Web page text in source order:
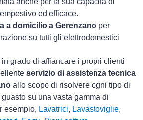
anche per la sua capacità di
ed efficace.
a domicilio a Gerenzano per
su tutti gli elettrodomestici
grado di affiancare i propri clienti
servizio di assistenza tecnica
allo scopo di risolvere ogni tipo di
su una vasta gamma di
esempio, Lavatrici, Lavastoviglie,